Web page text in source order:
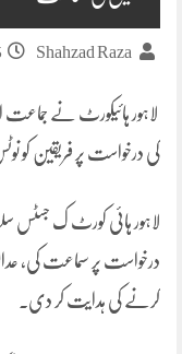
Shahzad Raza
لاہور ہائیکورٹ نے جماعت
کی درخواست پر فریقین کو
لاہور ہائی کورٹ ک جسٹس
درخواست پر سماعت کی،
کرنے کی ہدایت کر دی۔